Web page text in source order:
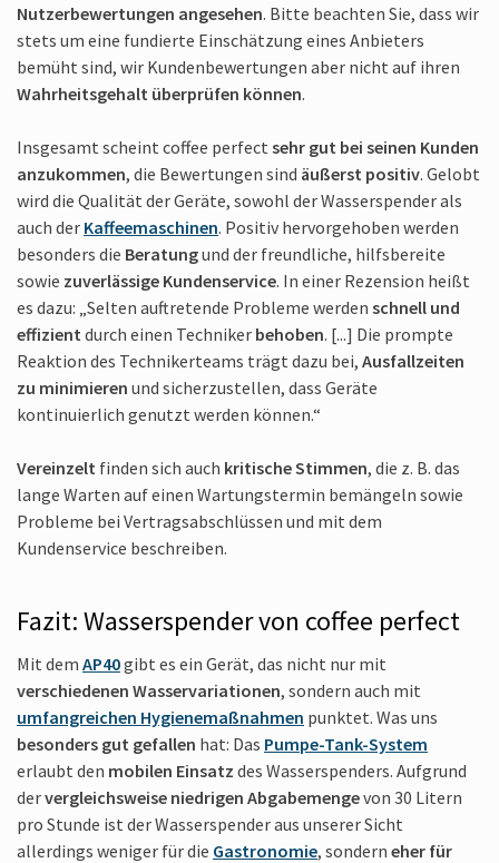
Nutzerbewertungen angesehen. Bitte beachten Sie, dass wir
stets um eine fundierte Einschätzung eines Anbieters
bemüht sind, wir Kundenbewertungen aber nicht auf ihren
Wahrheitsgehalt überprüfen können.
Insgesamt scheint coffee perfect sehr gut bei seinen Kunden
anzukommen, die Bewertungen sind äußerst positiv. Gelobt
wird die Qualität der Geräte, sowohl der Wasserspender als
auch der Kaffeemaschinen. Positiv hervorgehoben werden
besonders die Beratungund der freundliche, hilfsbereite
sowie zuverlässige Kundenservice. In einer Rezension heißt
es dazu: „Selten auftretende Probleme werden schnell und
effizient durch einen Techniker behoben. [...] Die prompte
Reaktion des Technikerteams trägt dazu bei, Ausfallzeiten
zu minimieren und sicherzustellen, dass Geräte
kontinuierlich genutzt werden können.“
Vereinzelt finden sich auch kritische Stimmen, die z. B. das
lange Warten auf einen Wartungstermin bemängeln sowie
Probleme bei Vertragsabschlüssen und mit dem
Kundenservice beschreiben.
Fazit: Wasserspender von coffee perfect
Mit dem AP40gibt es ein Gerät, das nicht nur mit
verschiedenen Wasservariationen, sondern auch mit
umfangreichen Hygienemaßnahmen punktet. Was uns
besonders gut gefallen hat: Das Pumpe-Tank-System
erlaubt den mobilen Einsatz des Wasserspenders. Aufgrund
dervergleichsweise niedrigen Abgabemengevon 30 Litern
pro Stunde ist der Wasserspender aus unserer Sicht
allerdings weniger für die Gastronomie, sondern eher für